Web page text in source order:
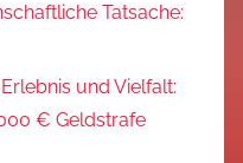
Tatsache:
und Vielfalt:
€ Geldstrafe